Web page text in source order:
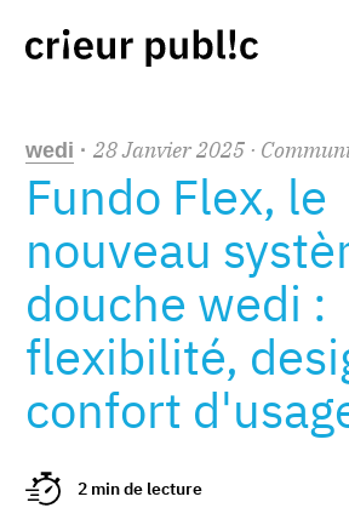
wedi · 28Janvier2025 ·
Fundo Flex, le
nouveau
douche wedi :
flexibilité,
confort
2 min de lecture